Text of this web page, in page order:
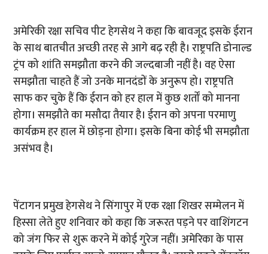
अमेरिकी रक्षा सचिव पीट हेगसेथ ने कहा कि बावजूद इसके ईरान
के साथ बातचीत अच्छी तरह से आगे बढ़ रही है। राष्ट्रपति डोनाल्ड
ट्रंप को शांति समझौता करने की जल्दबाजी नहीं है। वह ऐसा
समझौता चाहते हैं जो उनके मानदंडों के अनुरूप हो। राष्ट्रपति
साफ कर चुके हैं कि ईरान को हर हाल में कुछ शर्तों को मानना
होगा। समझौते का मसौदा तैयार है। ईरान को अपना परमाणु
कार्यक्रम हर हाल में छोड़ना होगा। इसके बिना कोई भी समझौता
असंभव है।
पेंटागन प्रमुख हेगसेथ ने सिंगापुर में एक रक्षा शिखर सम्मेलन में
हिस्सा लेते हुए शनिवार को कहा कि जरूरत पड़ने पर वाशिंगटन
को जंग फिर से शुरू करने में कोई गुरेज नहीं। अमेरिका के पास